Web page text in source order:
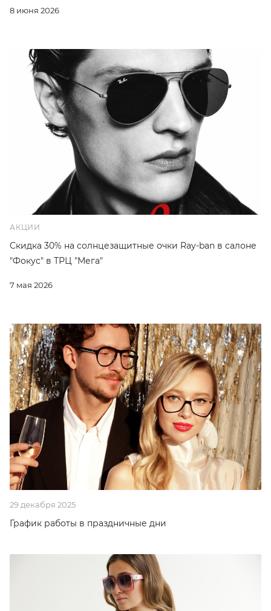
8 июня 2026
АКЦИИ
7 мая 2026
Скидка 30% на солнцезащитные очки Ray-ban в салоне
"Фокус" в ТРЦ "Мега"
29 декабря 2025
График работы в праздничные дни